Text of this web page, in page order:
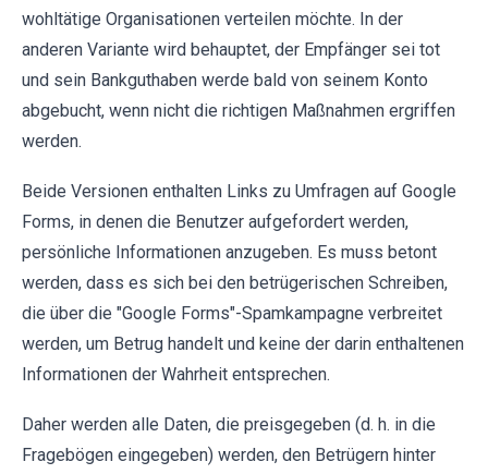
wohltätige Organisationen verteilen möchte. In der
anderen Variante wird behauptet, der Empfänger sei tot
und sein Bankguthaben werde bald von seinem Konto
abgebucht, wenn nicht die richtigen Maßnahmen ergriffen
werden.
Beide Versionen enthalten Links zu Umfragen auf Google
Forms, in denen die Benutzer aufgefordert werden,
persönliche Informationen anzugeben. Es muss betont
werden, dass es sich bei den betrügerischen Schreiben,
die über die "Google Forms"-Spamkampagne verbreitet
werden, um Betrug handelt und keine der darin enthaltenen
Informationen der Wahrheit entsprechen.
Daher werden alle Daten, die preisgegeben (d. h. in die
Fragebögen eingegeben) werden, den Betrügern hinter